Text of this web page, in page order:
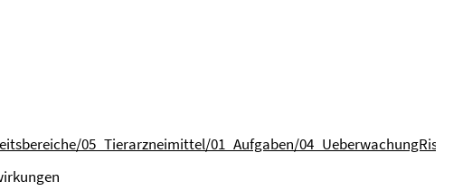
05_Tierarzneimittel/01_Aufgaben/